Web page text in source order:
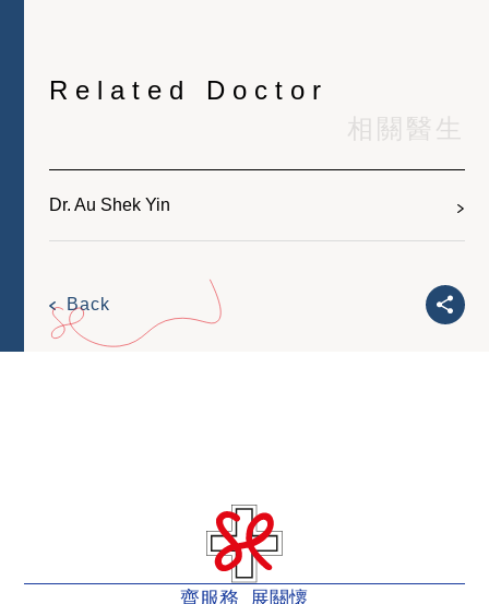
Related Doctor
相關醫生
Dr. Au Shek Yin
Back
齊服務 展關懷